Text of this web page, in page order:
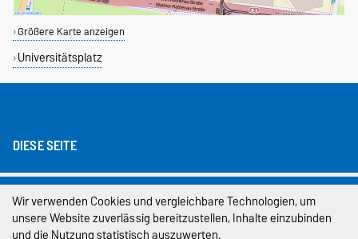
Größere Karte anzeigen
Universitätsplatz
DIESE SEITE
Impressum
Datenschutz
Wir verwenden Cookies und vergleichbare Technologien, um
unsere Website zuverlässig bereitzustellen, Inhalte einzubinden
und die Nutzung statistisch auszuwerten.